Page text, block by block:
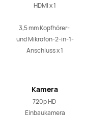
HDMI x 1
3,5 mm Kopfhörer-
und Mikrofon-2-in-1-
Anschluss x 1
Kamera
720p HD
Einbaukamera